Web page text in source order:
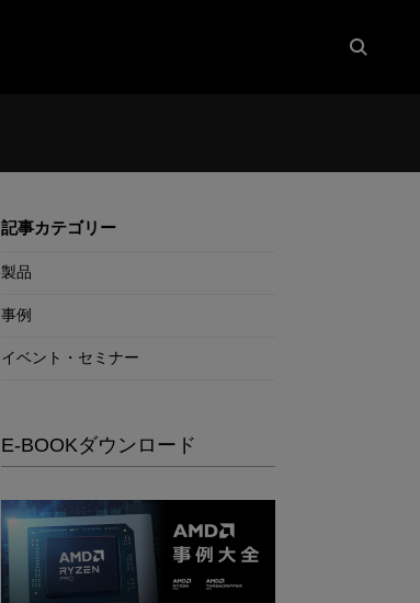
記事カテゴリー
製品
事例
イベント・セミナー
E-BOOKダウンロード